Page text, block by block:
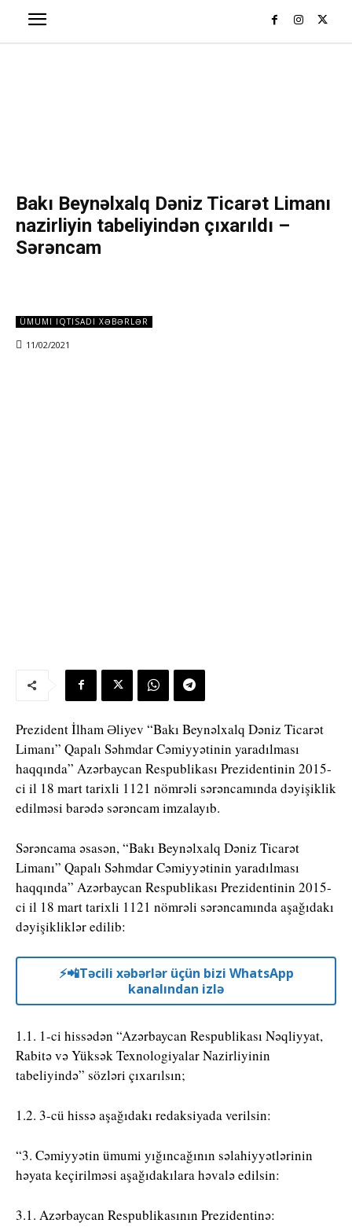
Bakı Beynəlxalq Dəniz Ticarət Limanı
nazirliyin tabeliyindən çıxarıldı –
Sərəncam
ÜMUMI IQTISADI XƏBƏRLƏR
11/02/2021
Prezident İlham Əliyev “Bakı Beynəlxalq Dəniz Ticarət
Limanı” Qapalı Səhmdar Cəmiyyətinin yaradılması
haqqında” Azərbaycan Respublikası Prezidentinin 2015-
ci il 18 mart tarixli 1121 nömrəli sərəncamında dəyişiklik
edilməsi barədə sərəncam imzalayıb.
Sərəncama əsasən, “Bakı Beynəlxalq Dəniz Ticarət
Limanı” Qapalı Səhmdar Cəmiyyətinin yaradılması
haqqında” Azərbaycan Respublikası Prezidentinin 2015-
ci il 18 mart tarixli 1121 nömrəli sərəncamında aşağıdakı
dəyişikliklər edilib:
⚡️📲Təcili xəbərlər üçün bizi WhatsApp
kanalından izlə
1.1. 1-ci hissədən “Azərbaycan Respublikası Nəqliyyat,
Rabitə və Yüksək Texnologiyalar Nazirliyinin
tabeliyində” sözləri çıxarılsın;
1.2. 3-cü hissə aşağıdakı redaksiyada verilsin:
“3. Cəmiyyətin ümumi yığıncağının səlahiyyətlərinin
həyata keçirilməsi aşağıdakılara həvalə edilsin:
3.1. Azərbaycan Respublikasının Prezidentinə: